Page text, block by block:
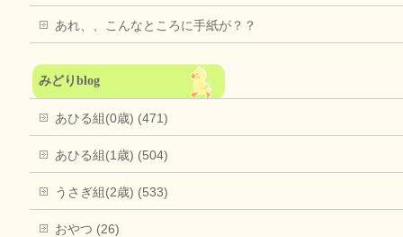
あれ、、こんなところに手紙が？？
みどりblog
あひる組(0歳) (471)
あひる組(1歳) (504)
うさぎ組(2歳) (533)
おやつ (26)